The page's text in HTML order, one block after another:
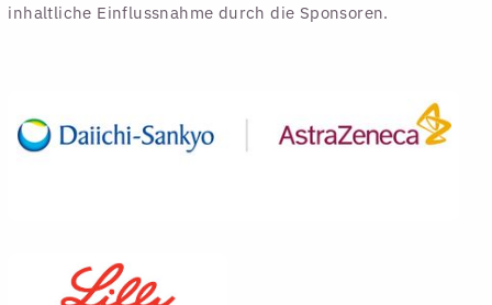
inhaltliche Einflussnahme durch die Sponsoren.